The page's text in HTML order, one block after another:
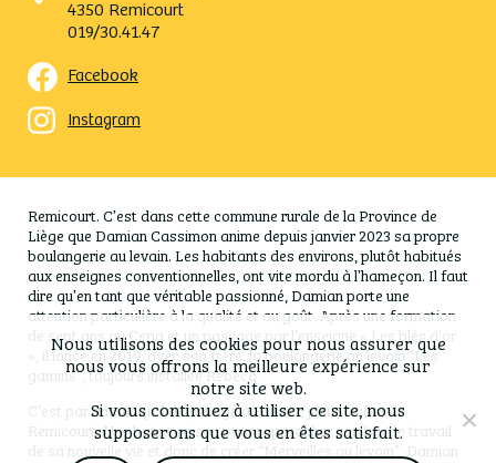
4350 Remicourt
019/30.41.47
Facebook
Instagram
Remicourt. C’est dans cette commune rurale de la Province de
Liège que Damian Cassimon anime depuis janvier 2023 sa propre
boulangerie au levain. Les habitants des environs, plutôt habitués
aux enseignes conventionnelles, ont vite mordu à l’hameçon. Il faut
dire qu’en tant que véritable passionné, Damian porte une
attention particulière à la qualité et au goût. Après une formation
de sept ans au Ceria et un passage par l’enseigne « Les blés d’or
», il lance en 2019, avec son frère, la boulangerie au levain “Les
gamins”, toujours installée Rebecq.
C’est par amour qu’il déménage à Faimes, juste à côté de
Remicourt. Une bonne raison pour rapprocher son lieu de travail
de sa nouvelle vie et donc de créer “Merveilles au levain”. Damian
Nous utilisons des cookies pour nous assurer que
nous vous offrons la meilleure expérience sur
notre site web.
Si vous continuez à utiliser ce site, nous
supposerons que vous en êtes satisfait.